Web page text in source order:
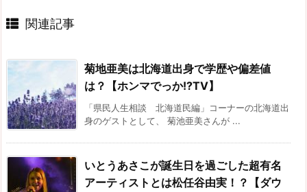
関連記事
菊地亜美は北海道出身で学歴や偏差値
は？【ホンマでっか!?TV】
「県民人生相談 北海道民編」コーナーの北海道出
身のゲストとして、 菊池亜美さんが ...
いとうあさこが誕生日を過ごした超有名
アーティストとは松任谷由実！？【ダウ